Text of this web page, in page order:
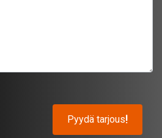
Pyydä tarjous!